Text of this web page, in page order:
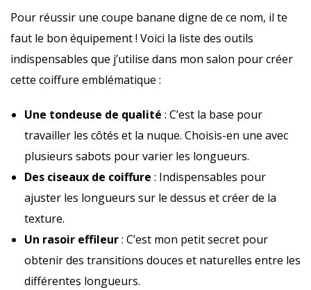
Pour réussir une coupe banane digne de ce nom, il te
faut le bon équipement ! Voici la liste des outils
indispensables que j’utilise dans mon salon pour créer
cette coiffure emblématique :
Une tondeuse de qualité : C’est la base pour
travailler les côtés et la nuque. Choisis-en une avec
plusieurs sabots pour varier les longueurs.
Des ciseaux de coiffure : Indispensables pour
ajuster les longueurs sur le dessus et créer de la
texture.
Un rasoir effileur: C’est mon petit secret pour
obtenir des transitions douces et naturelles entre les
différentes longueurs.